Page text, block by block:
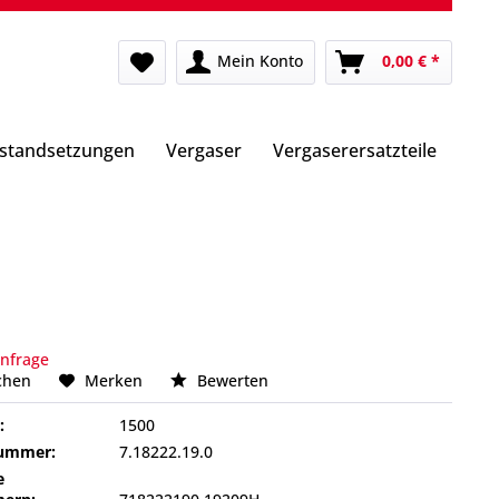
Mein Konto 0,00 € *
Vergaser Vergaserersatzteile
Merken Bewerten
1500
7.18222.19.0